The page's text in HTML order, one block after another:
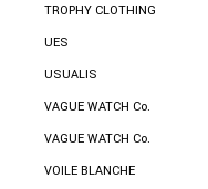
TROPHY CLOTHING
UES
USUALIS
VAGUE WATCH Co.
VAGUE WATCH Co.
VOILE BLANCHE